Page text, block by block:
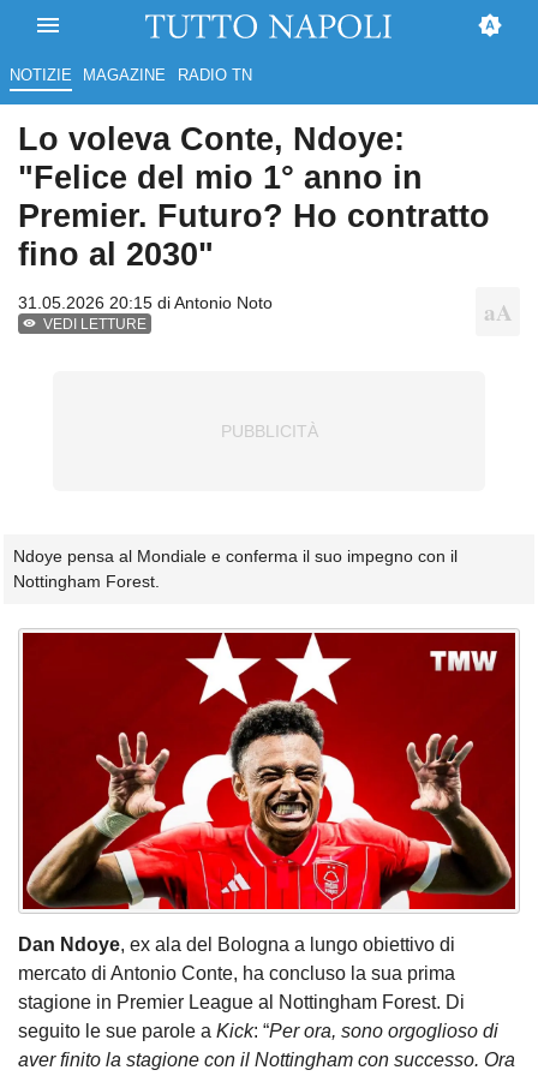
NOTIZIE MAGAZINE RADIO TN
Lo voleva Conte, Ndoye:
"Felice del mio 1° anno in
Premier. Futuro? Ho contratto
fino al 2030"
31.05.2026 20:15 diAntonio Noto
VEDI LETTURE
Ndoye pensa al Mondiale e conferma il suo impegno con il
Nottingham Forest.
Dan Ndoye, ex ala del Bologna a lungo obiettivo di
mercato di Antonio Conte, ha concluso la sua prima
stagione in Premier League al Nottingham Forest. Di
seguito le sue parole a Kick: “Per ora, sono orgoglioso di
aver finito la stagione con il Nottingham con successo. Ora